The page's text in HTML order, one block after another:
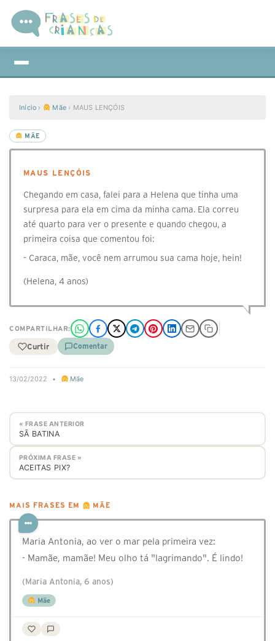
Início › Mãe › MAUS LENÇÓIS
MÃE
MAUS LENÇÓIS
Chegando em casa, falei para a Helena que tinha uma
surpresa para ela em cima da minha cama. Ela correu
até quarto para ver o presente e quando chegou, a
primeira coisa que comentou foi:
- Caraca, mãe, você nem arrumou sua cama hoje, hein!
(Helena, 4 anos)
COMPARTILHAR:
Curtir Comentar
13/02/2022 • Mãe
« FRASE ANTERIOR
SÃ BATINA
PRÓXIMA FRASE »
ACEITAS PIX?
MAIS FRASES EM MÃE
Maria Antonia, ao ver o mar pela primeira vez:
- Mamãe, mamãe! Meu olho tá "lagrimando". É lindo!
(Maria Antonia, 6 anos)
Mãe